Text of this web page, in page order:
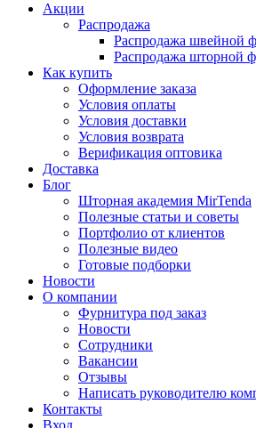
Акции
Распродажа
Распродажа швейной
Распродажа шторной
Как купить
Оформление заказа
Условия оплаты
Условия доставки
Условия возврата
Верификация оптовика
Доставка
Блог
Шторная академия MirTenda
Полезные статьи и советы
Портфолио от клиентов
Полезные видео
Готовые подборки
Новости
О компании
Фурнитура под заказ
Новости
Сотрудники
Вакансии
Отзывы
Написать руководителю
Контакты
Вход